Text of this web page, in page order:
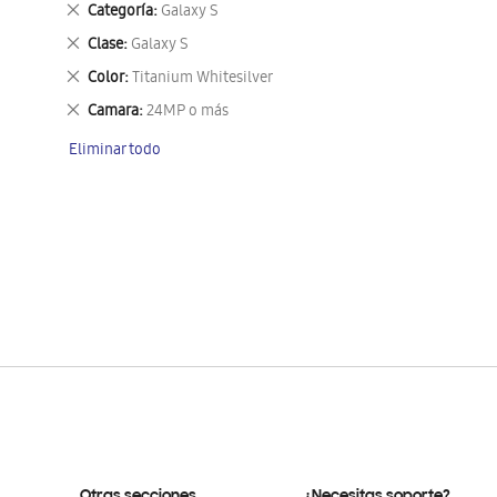
Categoría Galaxy S
Eliminar
este
artículo
Clase Galaxy S
Eliminar
este
artículo
Color Titanium Whitesilver
Eliminar
este
artículo
Camara 24MP o más
Eliminar
artículo
Eliminar todo